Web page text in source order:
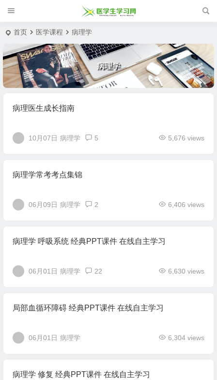
首页 医学课程 病理学
病理学
病理医生成长指南
10月07日 病理学 5,676 views
5
病理学常考考点集锦
06月09日 病理学 6,406 views
2
病理学 呼吸系统 经典PPT课件 在线自主学习
06月01日 病理学 6,630 views
22
局部血循环障碍 经典PPT课件 在线自主学习
06月01日 病理学 6,304 views
病理学 修复 经典PPT课件 在线自主学习